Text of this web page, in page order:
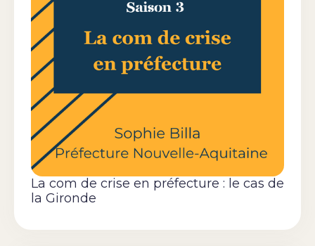
La com de crise en préfecture : le cas de
la Gironde